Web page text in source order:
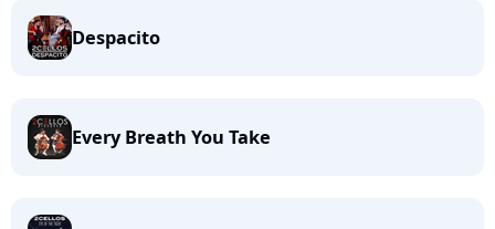
Despacito
Every Breath You Take